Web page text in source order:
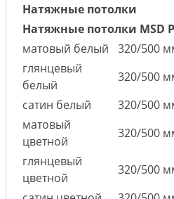
Натяжные потолки
Натяжные потолки MSD
матовый белый
320/500
глянцевый
белый
320/500
сатин белый
320/500
матовый
цветной
320/500
глянцевый
цветной
320/500